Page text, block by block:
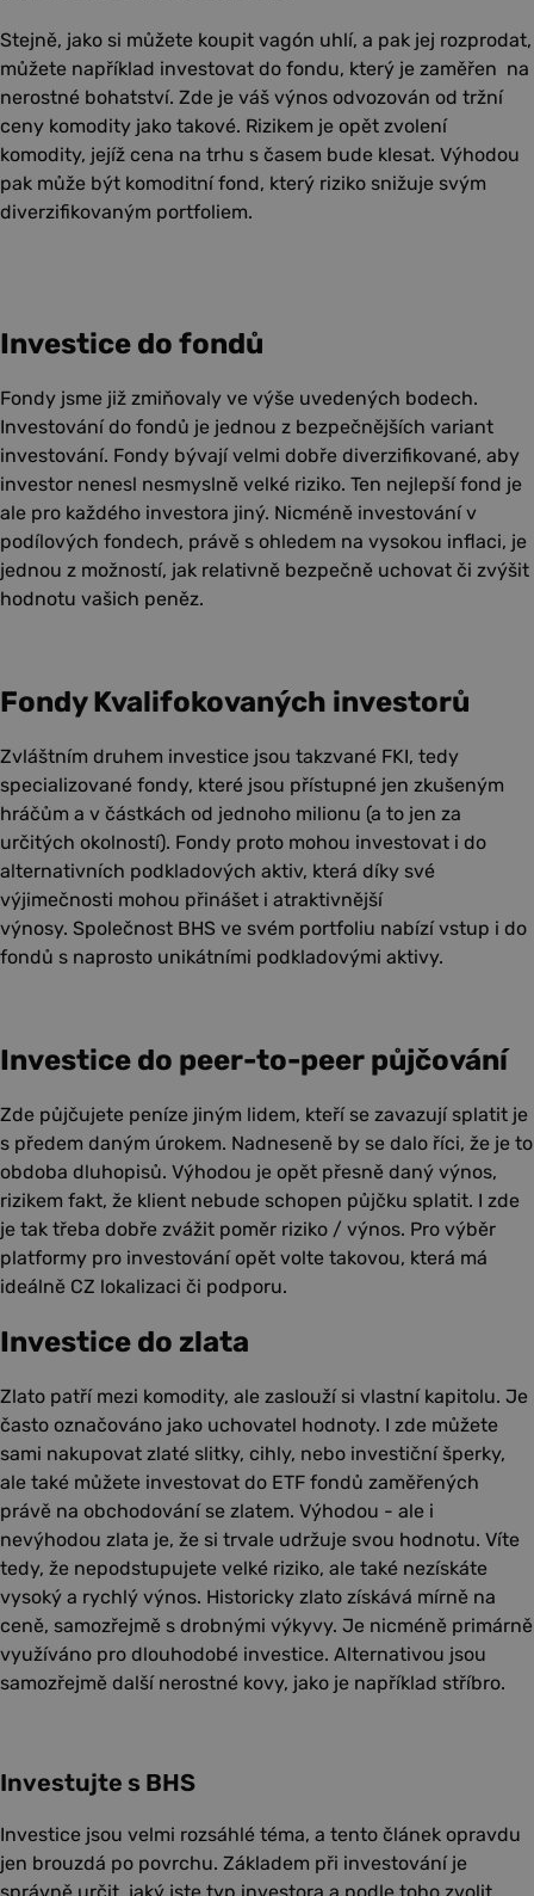
Stejně, jako si můžete koupit vagón uhlí, a pak jej rozprodat,
můžete například investovat do fondu, který je zaměřen na
nerostné bohatství. Zde je váš výnos odvozován od tržní
ceny komodity jako takové. Rizikem je opět zvolení
komodity, jejíž cena na trhu s časem bude klesat. Výhodou
pak může být komoditní fond, který riziko snižuje svým
diverzifikovaným portfoliem.
Investice do fondů
Fondy jsme již zmiňovaly ve výše uvedených bodech.
Investování do fondů je jednou z bezpečnějších variant
investování. Fondy bývají velmi dobře diverzifikované, aby
investor nenesl nesmyslně velké riziko. Ten nejlepší fond je
ale pro každého investora jiný. Nicméně investování v
podílových fondech, právě s ohledem na vysokou inflaci, je
jednou z možností, jak relativně bezpečně uchovat či zvýšit
hodnotu vašich peněz.
Fondy Kvalifokovaných investorů
Zvláštním druhem investice jsou takzvané FKI, tedy
specializované fondy, které jsou přístupné jen zkušeným
hráčům a v částkách od jednoho milionu (a to jen za
určitých okolností). Fondy proto mohou investovat i do
alternativních podkladových aktiv, která díky své
výjimečnosti mohou přinášet i atraktivnější
výnosy. Společnost BHS ve svém portfoliu nabízí vstup i do
fondů s naprosto unikátními podkladovými aktivy.
Investice do peer-to-peer půjčování
Zde půjčujete peníze jiným lidem, kteří se zavazují splatit je
s předem daným úrokem. Nadneseně by se dalo říci, že je to
obdoba dluhopisů. Výhodou je opět přesně daný výnos,
rizikem fakt, že klient nebude schopen půjčku splatit. I zde
je tak třeba dobře zvážit poměr riziko / výnos. Pro výběr
platformy pro investování opět volte takovou, která má
ideálně CZ lokalizaci či podporu.
Investice do zlata
Zlato patří mezi komodity, ale zaslouží si vlastní kapitolu. Je
často označováno jako uchovatel hodnoty. I zde můžete
sami nakupovat zlaté slitky, cihly, nebo investiční šperky,
ale také můžete investovat do ETF fondů zaměřených
právě na obchodování se zlatem. Výhodou - ale i
nevýhodou zlata je, že si trvale udržuje svou hodnotu. Víte
tedy, že nepodstupujete velké riziko, ale také nezískáte
vysoký a rychlý výnos. Historicky zlato získává mírně na
ceně, samozřejmě s drobnými výkyvy. Je nicméně primárně
využíváno pro dlouhodobé investice. Alternativou jsou
samozřejmě další nerostné kovy, jako je například stříbro.
Investujte s BHS
Investice jsou velmi rozsáhlé téma, a tento článek opravdu
jen brouzdá po povrchu. Základem při investování je